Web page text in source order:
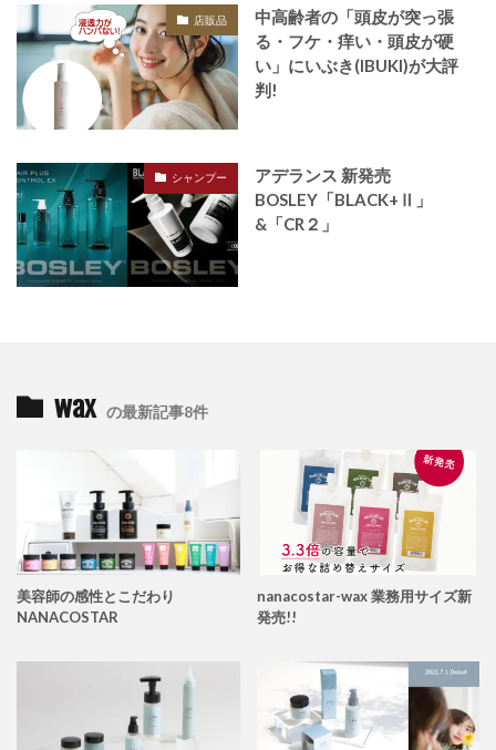
店販品
中高齢者の「頭皮が突っ張
る・フケ・痒い・頭皮が硬
い」にいぶき(IBUKI)が大評
判!
シャンプー
アデランス 新発売
BOSLEY「BLACK+Ⅱ」
&「CR２」
wax の最新記事8件
美容師の感性とこだわり
NANACOSTAR
nanacostar-wax 業務用サイズ新
発売!!